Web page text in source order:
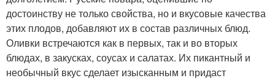
достоинству не только свойства, но и вкусовые качества
этих плодов, добавляют их в состав различных блюд.
Оливки встречаются как в первых, так и во вторых
блюдах, в закусках, соусах и салатах. Их пикантный и
необычный вкус сделает изысканным и придаст